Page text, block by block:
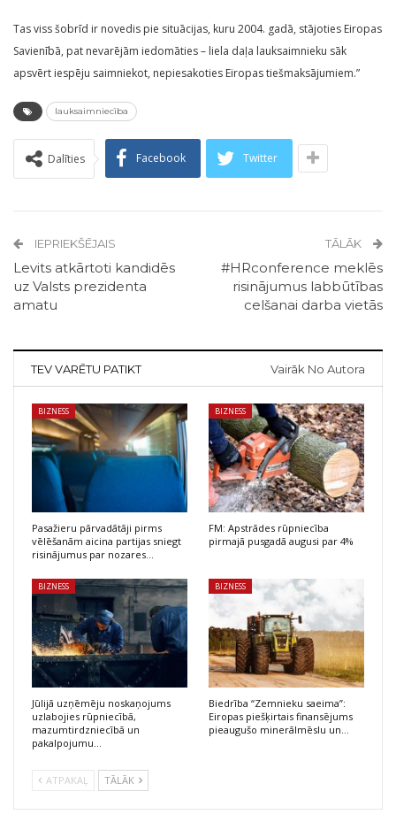
Tas viss šobrīd ir novedis pie situācijas, kuru 2004. gadā, stājoties Eiropas
Savienībā, pat nevarējām iedomāties – liela daļa lauksaimnieku sāk
apsvērt iespēju saimniekot, nepiesakoties Eiropas tiešmaksājumiem.”
lauksaimniecība
Dalīties Facebook Twitter
IEPRIEKŠĒJAIS
Levits atkārtoti kandidēs
uz Valsts prezidenta
amatu
TĀLĀK
#HRconference meklēs
risinājumus labbūtības
celšanai darba vietās
TEV VARĒTU PATIKT Vairāk No Autora
BIZNESS
Pasažieru pārvadātāji pirms
vēlēšanām aicina partijas sniegt
risinājumus par nozares…
BIZNESS
FM: Apstrādes rūpniecība
pirmajā pusgadā augusi par 4%
BIZNESS
Jūlijā uzņēmēju noskaņojums
uzlabojies rūpniecībā,
mazumtirdzniecībā un
pakalpojumu…
BIZNESS
Biedrība “Zemnieku saeima”:
Eiropas piešķirtais finansējums
pieaugušo minerālmēslu un…
ATPAKAĻ TĀLĀK